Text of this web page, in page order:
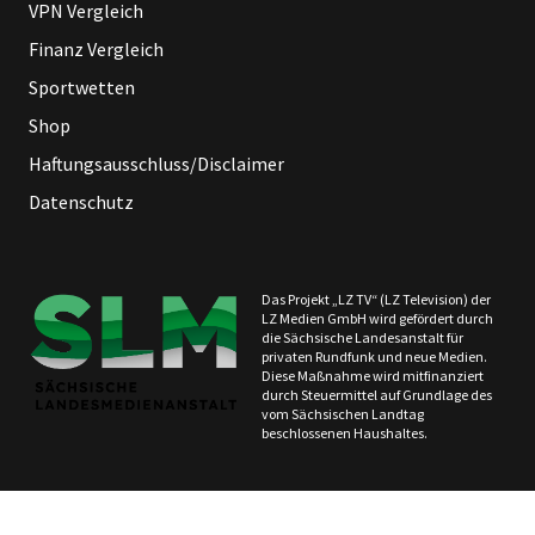
VPN Vergleich
Finanz Vergleich
Sportwetten
Shop
Haftungsausschluss/Disclaimer
Datenschutz
Das Projekt „LZ TV“ (LZ Television) der
LZ Medien GmbH wird gefördert durch
die Sächsische Landesanstalt für
privaten Rundfunk und neue Medien.
Diese Maßnahme wird mitfinanziert
durch Steuermittel auf Grundlage des
vom Sächsischen Landtag
beschlossenen Haushaltes.